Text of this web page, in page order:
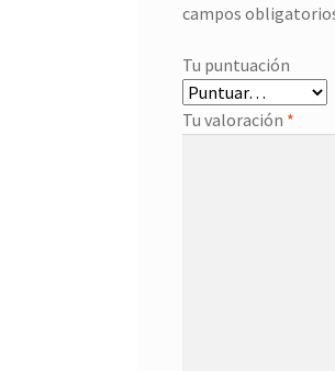
campos
Tu puntuación
Tu valoración *